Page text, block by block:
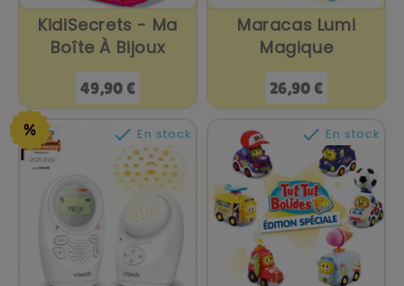
KidiSecrets - Ma
Boîte À Bijoux
Prix
49,90 €
Maracas Lumi
Magique
Prix
26,90 €
 En stock  En stock